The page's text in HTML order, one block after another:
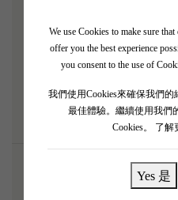
We use Cookies to make sure
offer you the best experience
you consent to the use of
我們使用Cookies來確保我們
最佳體驗。繼續使用我們
Cookies。
了解
Yes 是
分百融化嘅單寧，帶嚟無
長，充滿歷史嘅沉澱。大
魚或者高級松露菜式，品
Saint-